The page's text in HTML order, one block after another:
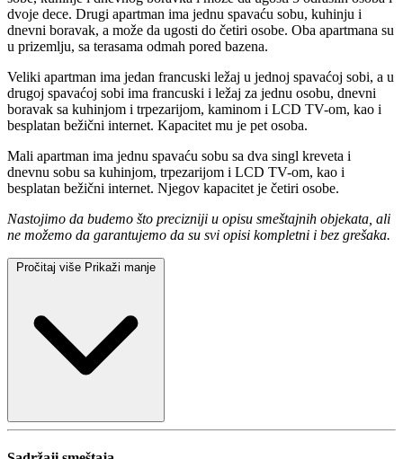
dvoje dece. Drugi apartman ima jednu spavaću sobu, kuhinju i
dnevni boravak, a može da ugosti do četiri osobe. Oba apartmana su
u prizemlju, sa terasama odmah pored bazena.
Veliki apartman ima jedan francuski ležaj u jednoj spavaćoj sobi, a u
drugoj spavaćoj sobi ima francuski i ležaj za jednu osobu, dnevni
boravak sa kuhinjom i trpezarijom, kaminom i LCD TV-om, kao i
besplatan bežični internet. Kapacitet mu je pet osoba.
Mali apartman ima jednu spavaću sobu sa dva singl kreveta i
dnevnu sobu sa kuhinjom, trpezarijom i LCD TV-om, kao i
besplatan bežični internet. Njegov kapacitet je četiri osobe.
Nastojimo da budemo što precizniji u opisu smeštajnih objekata, ali
ne možemo da garantujemo da su svi opisi kompletni i bez grešaka.
Pročitaj više Prikaži manje